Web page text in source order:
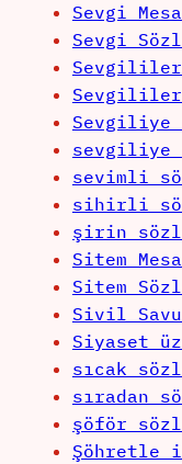
Sevgi
Sevgi
Sevgililer
Sevgililer
Sevgiliye
sevgiliye
sevimli
sihirli
şirin
Sitem
Sitem
Sivil
Siyaset
sıcak
sıradan
şöför